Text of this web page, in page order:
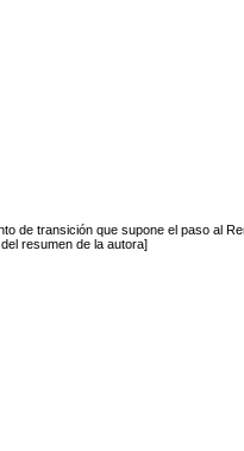
de transición que supone el paso al
resumen de la autora]